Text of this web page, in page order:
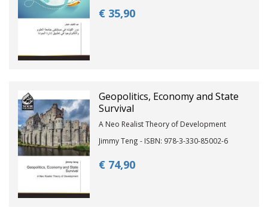
€ 35,90
Geopolitics, Economy and State
Survival
A Neo Realist Theory of Development
Jimmy Teng - ISBN: 978-3-330-85002-6
€ 74,90